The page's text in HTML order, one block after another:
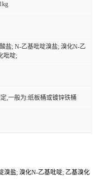
盐; N-乙基吡啶溴盐; 溴化N-乙
吡啶;
,一般为:纸板桶或镀锌铁桶
溴盐; 溴化N-乙基吡啶; 乙基溴化